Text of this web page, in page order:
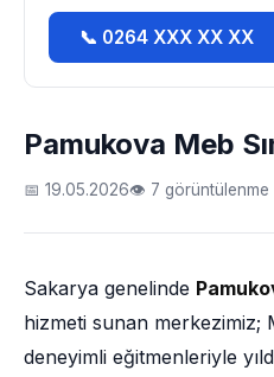
Pamukova Meb
📅 19.05.2026👁 7 görüntülenme
Sakarya genelinde
hizmeti sunan merkezimiz;
deneyimli eğitmenleriyle
📞 0264 XXX XX XX